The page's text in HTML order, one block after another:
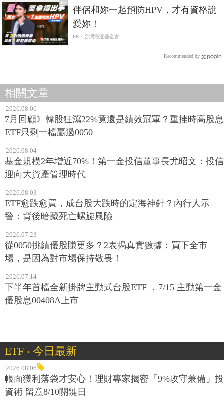
PR
伴侶和妳一起預防HPV，才有資格說
愛妳！
PR・台灣癌症基金會
Recommended by
相關文章
2026.08.06
7月回顧》韓股狂瀉22%竟還是績效冠軍？重挫時高股息
ETF只剩一檔贏過0050
2026.08.04
基金規模2年增近70%！第一金投信董事長尤昭文：投信
迎向大資產管理時代
2026.08.03
ETF愈跌愈買，成台股大跌時的定海神針？內行人示
警：背後暗藏死亡螺旋風險
2026.07.23
從0050挑績優股賺更多？2表揭真實數據：買下全市
場，是因為對市場保持敬畏！
2026.07.14
下半年首檔全新掛牌主動式台股ETF ，7/15 主動第一金
優股息00408A上市
ETF ‧ 今日最新
2026.08.06
帳面獲利落袋才安心！理財專家揭密「9%攻守兼備」投
資術 留意8/10關鍵日